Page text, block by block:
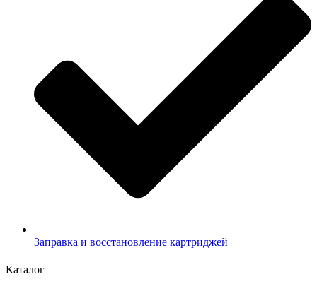
Заправка и восстановление картриджей
Каталог